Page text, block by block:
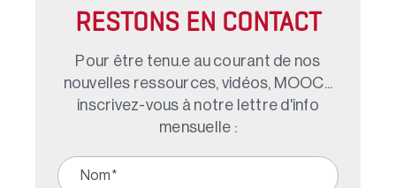
RESTONS EN CONTACT
Pour être tenu.e au courant de nos
nouvelles ressources, vidéos, MOOC...
inscrivez-vous à notre lettre d'info
mensuelle :